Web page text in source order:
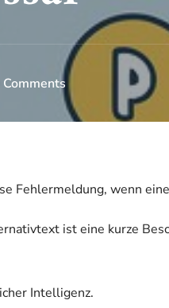
Fehlermeldung, wenn
ist eine kurze
Intelligenz.